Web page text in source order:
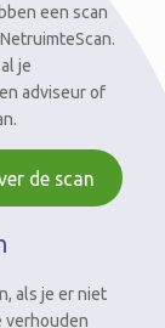
een scan
je
adviseur of
de scan
als je er niet
verhouden